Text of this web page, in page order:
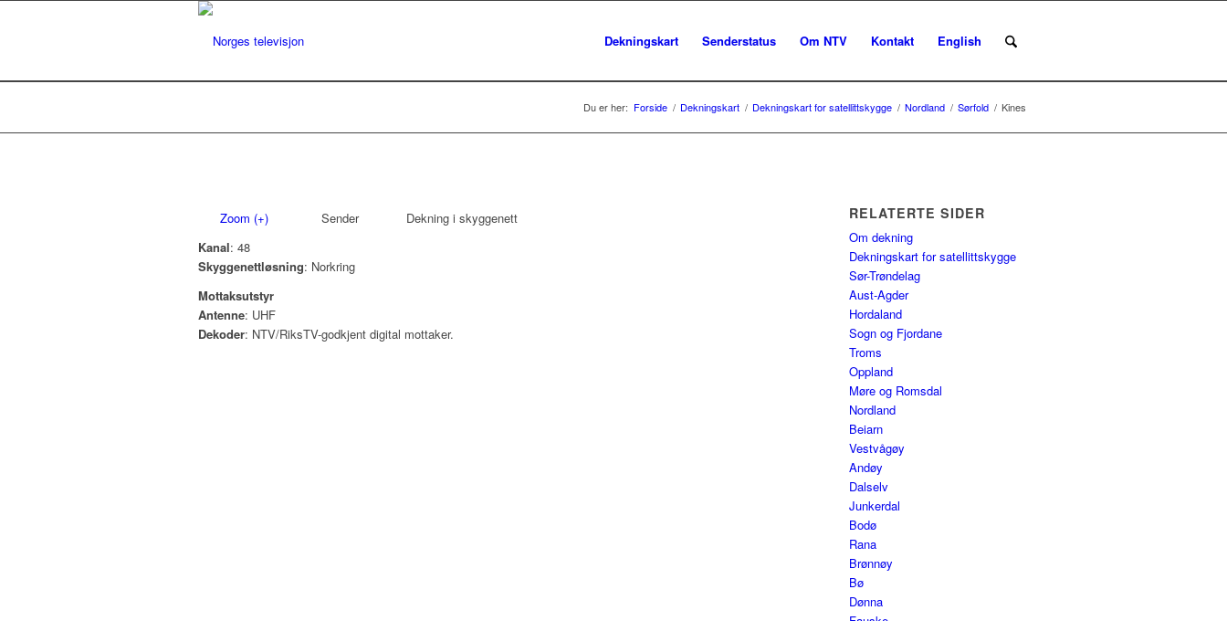
Dekningskart Senderstatus Om NTV Kontakt English
Du er her: Forside / Dekningskart / Dekningskart for satellittskygge / Nordland / Sørfold / Kines
Zoom (+) Sender
Dekning i skyggenett
Kanal: 48
Skyggenettløsning: Norkring
Mottaksutstyr
Antenne: UHF
Dekoder: NTV/RiksTV-godkjent digital mottaker.
RELATERTE SIDER
Om dekning
Dekningskart for satellittskygge
Sør-Trøndelag
Aust-Agder
Hordaland
Sogn og Fjordane
Troms
Oppland
Møre og Romsdal
Nordland
Beiarn
Vestvågøy
Andøy
Dalselv
Junkerdal
Bodø
Rana
Brønnøy
Bø
Dønna